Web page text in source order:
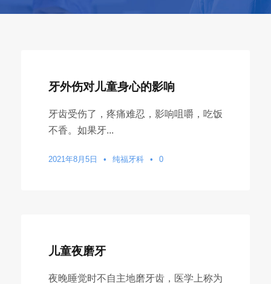
牙外伤对儿童身心的影响
牙齿受伤了，疼痛难忍，影响咀嚼，吃饭
不香。如果牙...
2021年8月5日 • 纯福牙科 • 0
儿童夜磨牙
夜晚睡觉时不自主地磨牙齿，医学上称为